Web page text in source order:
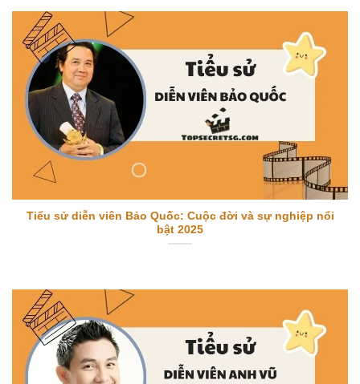
Tiểu sử diễn viên Bảo Quốc: Cuộc đời và sự nghiệp nổi
bật 2025